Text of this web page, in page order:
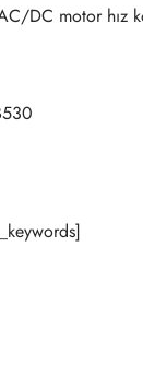
DC motor hız